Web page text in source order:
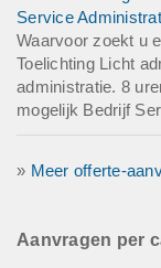
Service
Waarvoor zoekt u
Toelichting Licht
administratie. 8
mogelijk Bedrijf
» Meer offerte-
Aanvragen per